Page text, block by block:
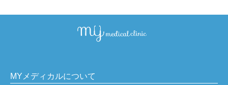
MYメディカルについて